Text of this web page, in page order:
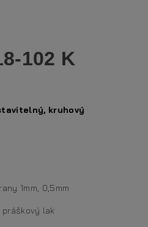
102 K
kruhový
1mm, 0,5mm
práškový lak